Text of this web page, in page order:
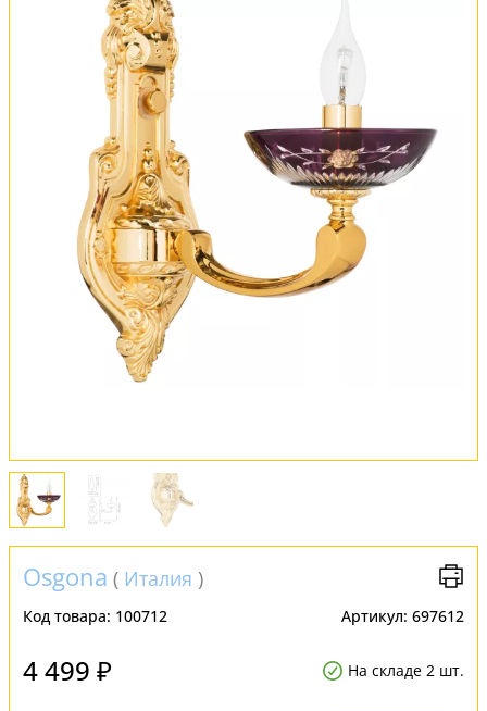
Оплата и доставка
Обмен и возврат
Установка
FAQ
Отзывы
Osgona ( Италия )
Код товара: 100712 Артикул: 697612
4 499 ₽ На складе 2 шт.